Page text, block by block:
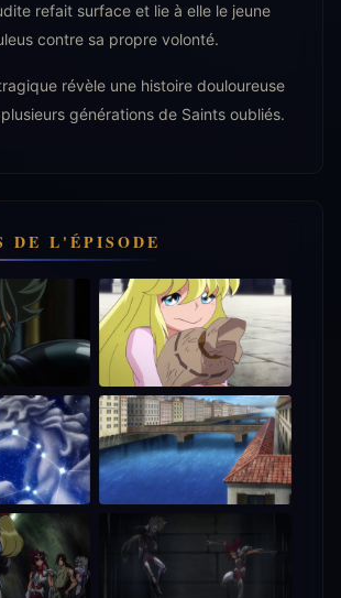
refait surface et lie à elle le jeune
contre sa propre volonté.
révèle une histoire douloureuse
générations de Saints oubliés.
DE L'ÉPISODE